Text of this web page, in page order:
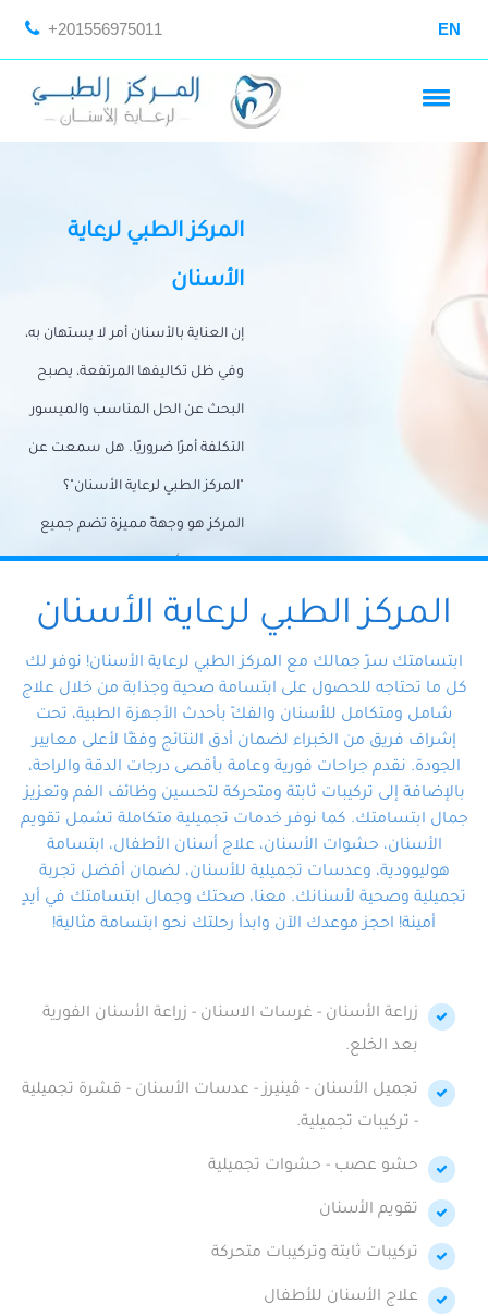
+201556975011 EN
المركز الطبي لرعاية
الأسنان
إن العناية بالأسنان أمر لا يستهان به،
وفي ظل تكاليفها المرتفعة، يصبح
البحث عن الحل المناسب والميسور
التكلفة أمرًا ضروريًا. هل سمعت عن
"المركز الطبي لرعاية الأسنان"؟
المركز هو وجهةً مميزة تضم جميع
احتياجات الأسنان تحت سقف واحد،
وتضمن لك حلاً شاملًا لجميع
المتخصص ذوي الخبرة، ستجد نفسك
في أيد أمينة تلبي احتياجاتك بكل
احترافية ودقة.
المركز الطبي لرعاية الأسنان
ابتسامتك سرّ جمالك مع المركز الطبي لرعاية الأسنان! نوفر لك
كل ما تحتاجه للحصول على ابتسامة صحية وجذابة من خلال علاج
شامل ومتكامل للأسنان والفكّ بأحدث الأجهزة الطبية، تحت
إشراف فريق من الخبراء لضمان أدق النتائج وفقًا لأعلى معايير
الجودة. نقدم جراحات فورية وعامة بأقصى درجات الدقة والراحة،
بالإضافة إلى تركيبات ثابتة ومتحركة لتحسين وظائف الفم وتعزيز
جمال ابتسامتك. كما نوفر خدمات تجميلية متكاملة تشمل تقويم
الأسنان، حشوات الأسنان، علاج أسنان الأطفال، ابتسامة
هوليوودية، وعدسات تجميلية للأسنان، لضمان أفضل تجربة
تجميلية وصحية لأسنانك. معنا، صحتك وجمال ابتسامتك في أيدٍ
أمينة! احجز موعدك الآن وابدأ رحلتك نحو ابتسامة مثالية!
زراعة الأسنان - غرسات الاسنان - زراعة الأسنان الفورية
بعد الخلع.
تجميل الأسنان - ڤينيرز - عدسات الأسنان - قشرة تجميلية
- تركيبات تجميلية.
حشو عصب - حشوات تجميلية
تقويم الأسنان
تركيبات ثابتة وتركيبات متحركة
علاج الأسنان للأطفال